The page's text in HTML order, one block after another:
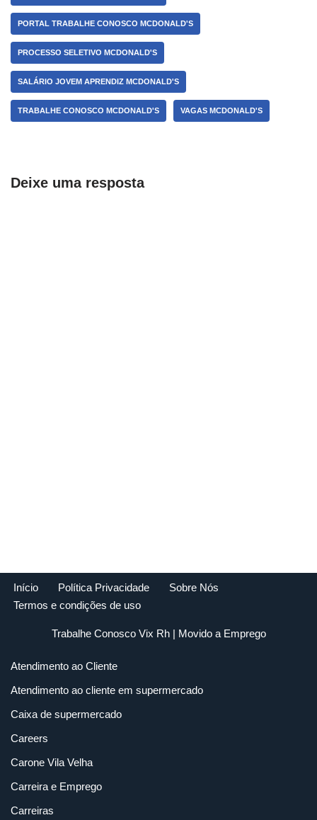
PORTAL TRABALHE CONOSCO MCDONALD'S
PROCESSO SELETIVO MCDONALD'S
SALÁRIO JOVEM APRENDIZ MCDONALD'S
TRABALHE CONOSCO MCDONALD'S VAGAS MCDONALD'S
Deixe uma resposta
Início Política Privacidade
Sobre Nós
Termos e condições de uso
Trabalhe Conosco Vix Rh| Movido a Emprego
Atendimento ao Cliente
Atendimento ao cliente em supermercado
Caixa de supermercado
Careers
Carone Vila Velha
Carreira e Emprego
Carreiras